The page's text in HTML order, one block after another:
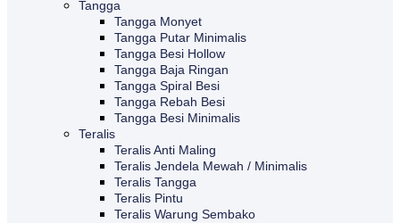
Tangga
Tangga Monyet
Tangga Putar Minimalis
Tangga Besi Hollow
Tangga Baja Ringan
Tangga Spiral Besi
Tangga Rebah Besi
Tangga Besi Minimalis
Teralis
Teralis Anti Maling
Teralis Jendela Mewah / Minimalis
Teralis Tangga
Teralis Pintu
Teralis Warung Sembako